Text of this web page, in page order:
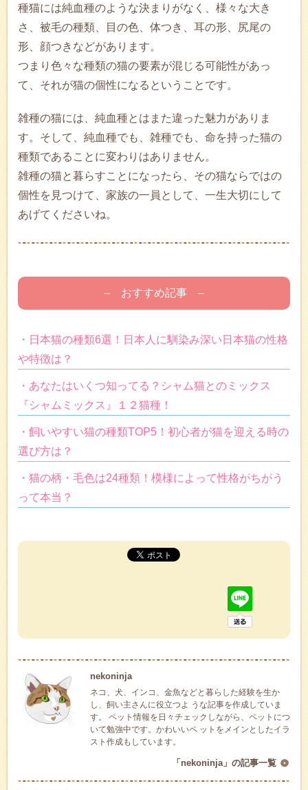
種猫には純血種のような決まりがなく、様々な大き
さ、被毛の種類、目の色、体つき、耳の形、尻尾の
形、顔つきなどがあります。
つまり色々な種類の猫の要素が混じる可能性があっ
て、それが猫の個性になるということです。
雑種の猫には、純血種とはまた違った魅力がありま
す。そして、純血種でも、雑種でも、命を持った猫の
種類であることに変わりはありません。
雑種の猫と暮らすことになったら、その猫ならではの
個性を見つけて、家族の一員として、一生大切にして
あげてくださいね。
– おすすめ記事 –
・日本猫の種類6選！日本人に馴染み深い日本猫の性格
や特徴は？
・あなたはいくつ知ってる？シャム猫とのミックス
『シャムミックス』１２猫種！
・飼いやすい猫の種類TOP5！初心者が猫を迎える時の
選び方は？
・猫の柄・毛色は24種類！模様によって性格がちがう
って本当？
nekoninja
ネコ、犬、インコ、金魚などと暮らした経験を生か
し、飼い主さんに役立つよ うな記事を作成していま
す。 ペット情報を日々チェックしながら、ペットにつ
いて勉強中です。かわいいペ ットをメインとしたイラ
スト作成もしています。
「nekoninja」の記事一覧